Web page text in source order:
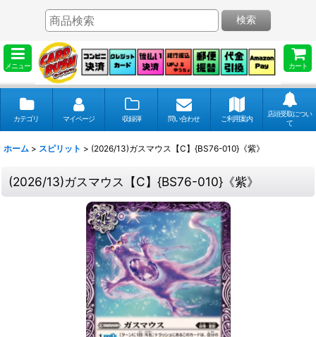
メニュー カート
検索
カテゴリ マイページ 収録弾 問い合わせ ご利用案内
店頭受取につい
て
ホーム > スピリット > (2026/13)ガスマウス【C】{BS76-010}《紫》
(2026/13)ガスマウス【C】{BS76-010}《紫》